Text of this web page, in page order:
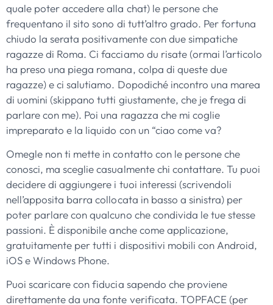
quale poter accedere alla chat) le persone che
frequentano il sito sono di tutt’altro grado. Per fortuna
chiudo la serata positivamente con due simpatiche
ragazze di Roma. Ci facciamo du risate (ormai l’articolo
ha preso una piega romana, colpa di queste due
ragazze) e ci salutiamo. Dopodiché incontro una marea
di uomini (skippano tutti giustamente, che je frega di
parlare con me). Poi una ragazza che mi coglie
impreparato e la liquido con un “ciao come va?
Omegle non ti mette in contatto con le persone che
conosci, ma sceglie casualmente chi contattare. Tu puoi
decidere di aggiungere i tuoi interessi (scrivendoli
nell’apposita barra collocata in basso a sinistra) per
poter parlare con qualcuno che condivida le tue stesse
passioni. È disponibile anche come applicazione,
gratuitamente per tutti i dispositivi mobili con Android,
iOS e Windows Phone.
Puoi scaricare con fiducia sapendo che proviene
direttamente da una fonte verificata. TOPFACE (per